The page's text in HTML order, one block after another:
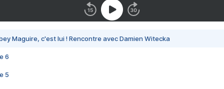
Maguire, c'est lui ! Rencontre avec Damien Witecka
6
5